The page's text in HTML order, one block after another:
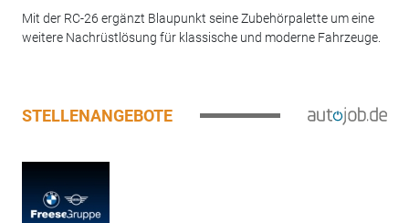
Mit der RC-26 ergänzt Blaupunkt seine Zubehörpalette um eine
weitere Nachrüstlösung für klassische und moderne Fahrzeuge.
STELLENANGEBOTE